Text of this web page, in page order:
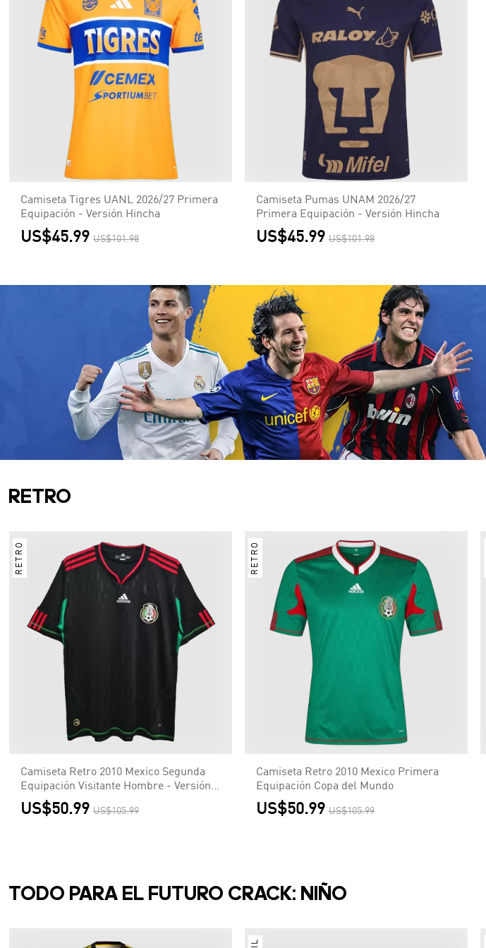
Camiseta Tigres UANL 2026/27 Primera
Equipación - Versión Hincha
US$45.99 US$101.98
Camiseta Pumas UNAM 2026/27
Primera Equipación - Versión Hincha
US$45.99 US$101.98
RETRO
RETRO
Camiseta Retro 2010 Mexico Segunda
Equipación Visitante Hombre - Versión
Hincha
US$50.99 US$105.99
RETRO
Camiseta Retro 2010 Mexico Primera
Equipación Copa del Mundo
US$50.99 US$105.99
TODO PARA EL FUTURO CRACK: NIÑO